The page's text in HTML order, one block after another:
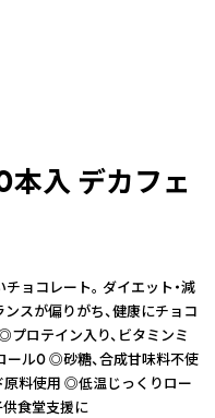
本入 デカフェ
ョコレート。 ダイエット・減
スが偏りがち、健康にチョコ
ロテイン入り、ビタミンミ
ル0 ◎砂糖、合成甘味料不使
原料使用 ◎低温じっくりロー
食堂支援に